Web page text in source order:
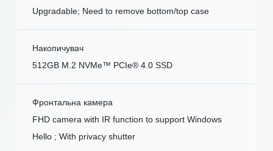
Upgradable; Need to remove bottom/top case
Накопичувач
512GB M.2 NVMe™ PCIe® 4.0 SSD
Фронтальна камера
FHD camera with IR function to support Windows
Hello ; With privacy shutter